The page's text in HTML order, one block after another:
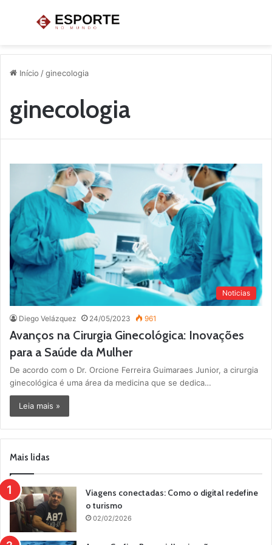
Menu
Início /ginecologia
ginecologia
Noticias
Diego Velázquez 24/05/2023 961
Avanços na Cirurgia Ginecológica: Inovações
para a Saúde da Mulher
De acordo com o Dr. Orcione Ferreira Guimaraes Junior, a cirurgia
ginecológica é uma área da medicina que se dedica…
Leia mais »
Mais lidas
Viagens conectadas: Como o digital redefine
o turismo
02/02/2026